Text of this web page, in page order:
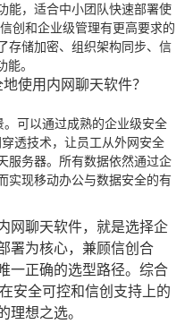
能，适合中小团队快速部署使
创和企业级管理有更高要求的
存储加密、组织架构同步、信
。
使用内网聊天软件？
可以通过成熟的企业级安全
透技术，让员工从外网安全
服务器。所有数据依然通过企
实现移动办公与数据安全的有
网聊天软件，就是选择企
署为核心，兼顾信创合
一正确的选型路径。综合
安全可控和信创支持上的
理想之选。